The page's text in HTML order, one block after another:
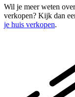
Wil je meer weten
verkopen? Kijk dan
je huis verkopen.